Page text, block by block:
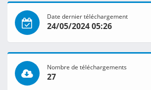
Date dernier téléchargement
24/05/2024 05:26
Nombre de téléchargements
27